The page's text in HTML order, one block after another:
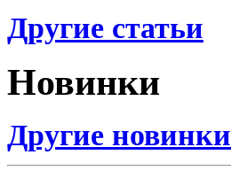
Другие статьи
Новинки
Другие новинки